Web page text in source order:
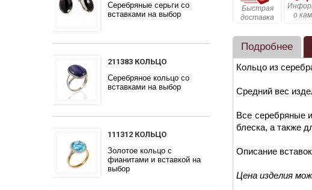
Серебряные серьги со
вставками на выбор
211383 КОЛЬЦО
Серебряное кольцо со
вставками на выбор
111312 КОЛЬЦО
Золотое кольцо с
фианитами и вставкой на
выбор
Быстрая
доставка
о
Подробнее
Кольцо из
Средний вес
Все серебряные
блеска, а также
Описание
Цена изделия